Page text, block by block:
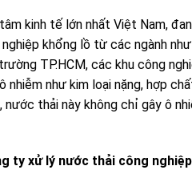
kinh tế lớn nhất Việt Nam,
khổng lồ từ các ngành
TP.HCM, các khu công
nhiễm như kim loại nặng, hợp
nước thải này không chỉ gây ô
ty xử lý nước thải công nghiệp